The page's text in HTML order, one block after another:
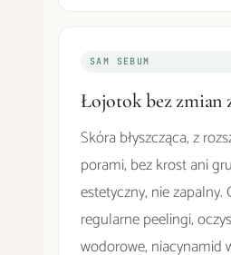
SAM SEBUM
Łojotok bez zmian
Skóra błyszcząca, z
porami, bez krost ani
estetyczny, nie zapalny.
regularne peelingi,
wodorowe, niacynamid